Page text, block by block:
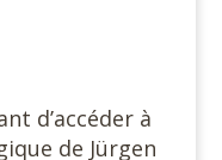
d’accéder à
de Jürgen